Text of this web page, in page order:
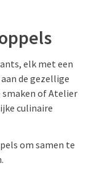
elk met een
de gezellige
smaken of Atelier
culinaire
om samen te